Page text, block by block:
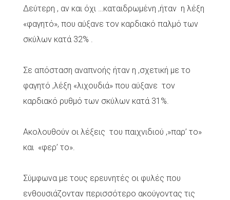
Δεύτερη , αν και όχι …καταιδρωμένη ,ήταν η λέξη
«φαγητό», που αύξανε τον καρδιακό παλμό των
σκύλων κατά 32% .
Σε απόσταση αναπνοής ήταν η ,σχετική με το
φαγητό ,λέξη «λιχουδιά» που αύξανε τον
καρδιακό ρυθμό των σκύλων κατά 31%.
Ακολουθούν οι λέξεις του παιχνιδιού ,»παρ’ το»
και «φερ’ το».
Σύμφωνα με τους ερευνητές οι φυλές που
ενθουσιάζονταν περισσότερο ακούγοντας τις